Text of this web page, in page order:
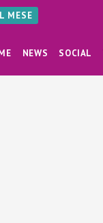
MESE
NEWS SOCIAL